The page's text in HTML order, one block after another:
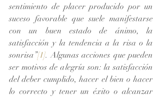
sentimiento de placer producido por un
suceso favorable que suele manifestarse
con un buen estado de ánimo, la
satisfacción y la tendencia a la risa o la
sonrisa”[1]. Algunas acciones que pueden
ser motivos de alegría son: la satisfacción
del deber cumplido, hacer el bien o hacer
lo correcto y tener un éxito o alcanzar